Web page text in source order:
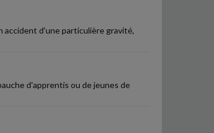
accident d'une particulière gravité,
d'apprentis ou de jeunes de